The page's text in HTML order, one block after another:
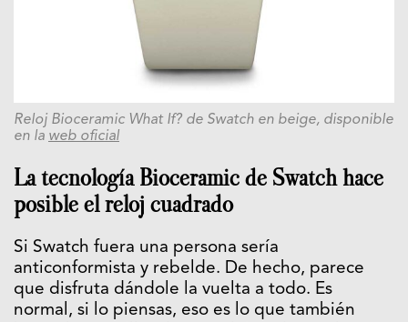
Reloj Bioceramic What If? de Swatch en beige, disponible
en la web oficial
La tecnología Bioceramic de Swatch hace
posible el reloj cuadrado
Si Swatch fuera una persona sería
anticonformista y rebelde. De hecho, parece
que disfruta dándole la vuelta a todo. Es
normal, si lo piensas, eso es lo que también